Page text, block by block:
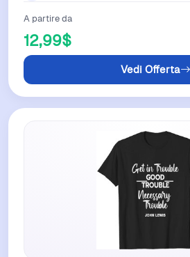
A partire da
12,99$
Vedi Offerta